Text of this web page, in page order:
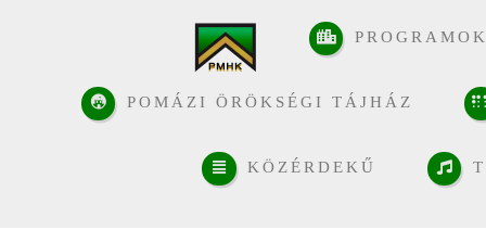
PROGRAMOK
POMÁZI ÖRÖKSÉGI TÁJHÁZ
KÖZÉRDEKŰ